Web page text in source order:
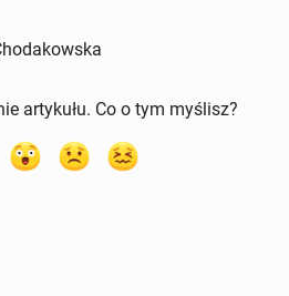
artykułu. Co o tym myślisz?